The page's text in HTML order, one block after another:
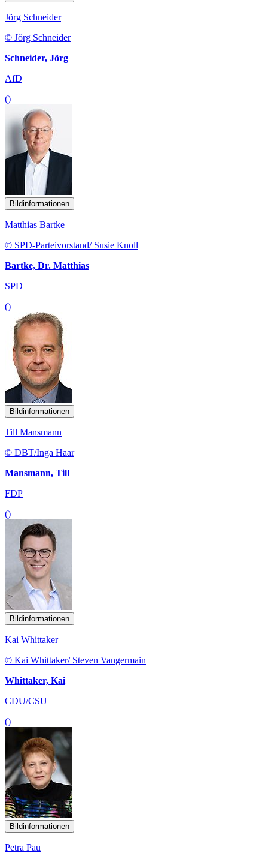
Jörg Schneider
© Jörg Schneider
Schneider, Jörg
AfD
()
Bildinformationen
Matthias Bartke
© SPD-Parteivorstand/ Susie Knoll
Bartke, Dr. Matthias
SPD
()
Bildinformationen
Till Mansmann
© DBT/Inga Haar
Mansmann, Till
FDP
()
Bildinformationen
Kai Whittaker
© Kai Whittaker/ Steven Vangermain
Whittaker, Kai
CDU/CSU
()
Bildinformationen
Petra Pau